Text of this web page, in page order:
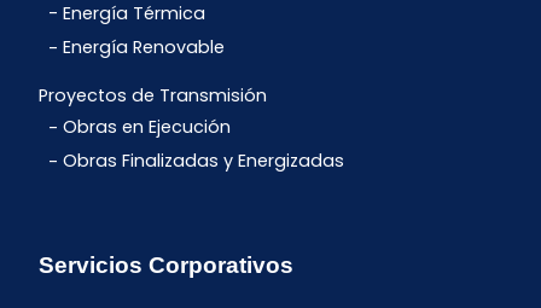
Energía Térmica
Energía Renovable
Proyectos de Transmisión
Obras en Ejecución
Obras Finalizadas y Energizadas
Servicios Corporativos